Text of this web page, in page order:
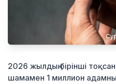
2026 жылдың бірінші
шамамен 1 миллион